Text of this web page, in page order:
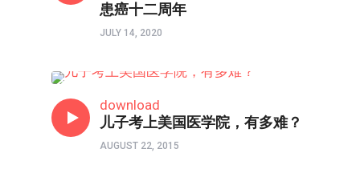
患癌十二周年
JULY 14, 2020
download
儿子考上美国医学院，有多难？
AUGUST 22, 2015